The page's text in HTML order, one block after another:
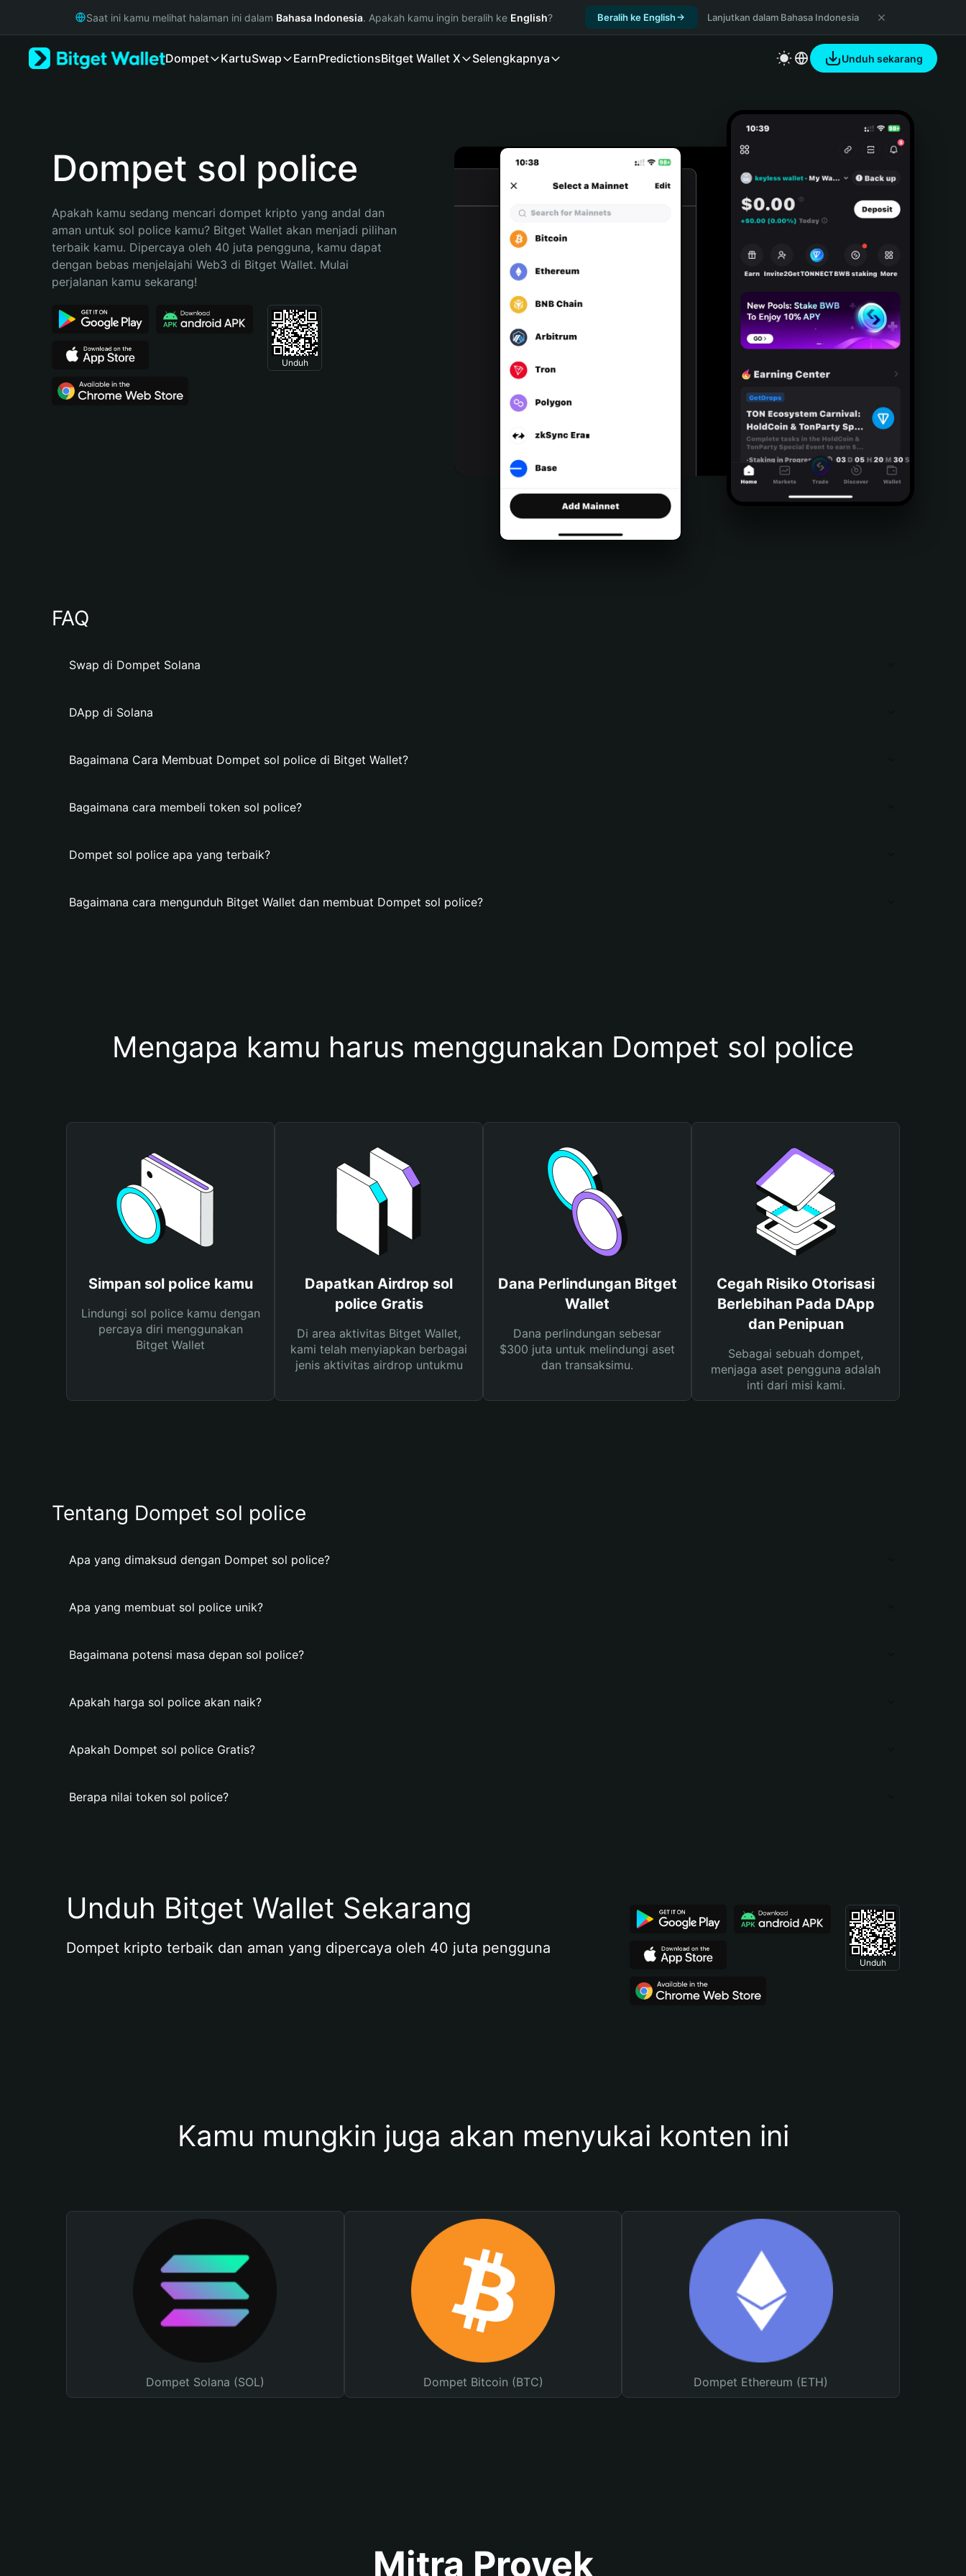
Русский
Bahasa Indonesia
Español (Argentina)
Saat ini kamu melihat halaman ini dalam Bahasa Indonesia. Apakah kamu ingin beralih ke English? Beralih ke English Lanjutkan dalam Bahasa Indonesia
Dompet KartuSwap EarnPredictionsBitget Wallet X Selengkapnya Unduh sekarang
Dompet sol police
Apakah kamu sedang mencari dompet kripto yang andal dan
aman untuk sol police kamu? Bitget Wallet akan menjadi pilihan
terbaik kamu. Dipercaya oleh 40 juta pengguna, kamu dapat
dengan bebas menjelajahi Web3 di Bitget Wallet. Mulai
perjalanan kamu sekarang!
Unduh
FAQ
Swap di Dompet Solana
DApp di Solana
Bagaimana Cara Membuat Dompet sol police di Bitget Wallet?
Bagaimana cara membeli token sol police?
Dompet sol police apa yang terbaik?
Bagaimana cara mengunduh Bitget Wallet dan membuat Dompet sol police?
Mengapa kamu harus menggunakan Dompet sol police
Simpan sol police kamu
Lindungi sol police kamu dengan
percaya diri menggunakan
Bitget Wallet
Dapatkan Airdrop sol
police Gratis
Di area aktivitas Bitget Wallet,
kami telah menyiapkan berbagai
jenis aktivitas airdrop untukmu
Dana Perlindungan Bitget
Wallet
Dana perlindungan sebesar
$300 juta untuk melindungi aset
dan transaksimu.
Cegah Risiko Otorisasi
Berlebihan Pada DApp
dan Penipuan
Sebagai sebuah dompet,
menjaga aset pengguna adalah
inti dari misi kami.
Tentang Dompet sol police
Apa yang dimaksud dengan Dompet sol police?
Apa yang membuat sol police unik?
Bagaimana potensi masa depan sol police?
Apakah harga sol police akan naik?
Apakah Dompet sol police Gratis?
Berapa nilai token sol police?
Unduh Bitget Wallet Sekarang
Dompet kripto terbaik dan aman yang dipercaya oleh 40 juta pengguna
Unduh
Kamu mungkin juga akan menyukai konten ini
Dompet Solana (SOL) Dompet Bitcoin (BTC) Dompet Ethereum (ETH)
Mitra Proyek